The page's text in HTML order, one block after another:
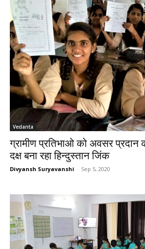
Vedanta
ग्रामीण प्रतिभाओ को अवसर प्रदान
दक्ष बना रहा हिन्दुस्तान जिंक
Divyansh Suryavanshi - Sep 5, 2020